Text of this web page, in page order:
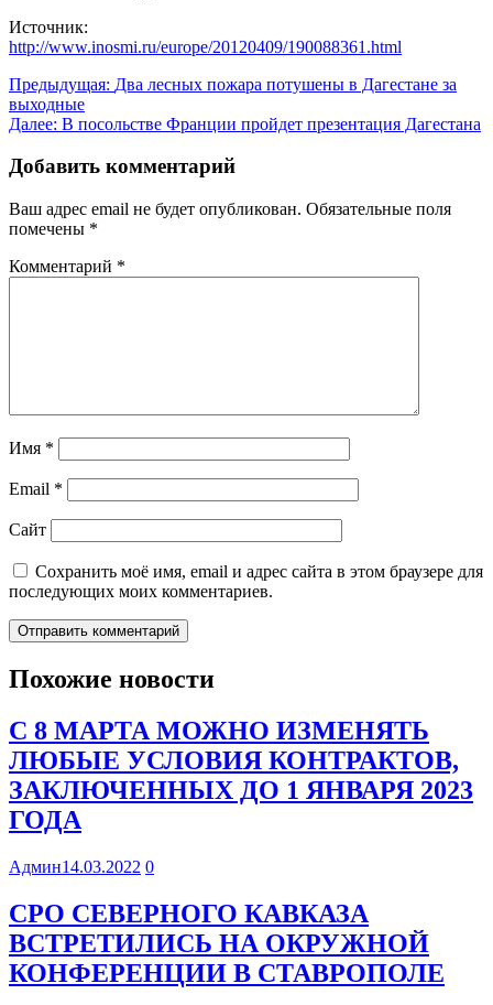
Источник:
http://www.inosmi.ru/europe/20120409/190088361.html
Навигация
по
Предыдущая: Два лесных пожара потушены в Дагестане за
выходные
Далее: В посольстве Франции пройдет презентация Дагестана
Добавить комментарий
Ваш адрес email не будет опубликован. Обязательные поля
помечены *
Комментарий *
Имя *
Email *
Сайт
Сохранить моё имя, email и адрес сайта в этом браузере для
последующих моих комментариев.
Похожие новости
С 8 МАРТА МОЖНО ИЗМЕНЯТЬ
ЛЮБЫЕ УСЛОВИЯ КОНТРАКТОВ,
ЗАКЛЮЧЕННЫХ ДО 1 ЯНВАРЯ 2023
ГОДА
Админ14.03.2022 0
СРО СЕВЕРНОГО КАВКАЗА
ВСТРЕТИЛИСЬ НА ОКРУЖНОЙ
КОНФЕРЕНЦИИ В СТАВРОПОЛЕ